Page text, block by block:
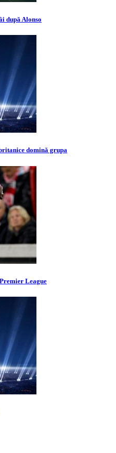
după Alonso
domină grupa
League